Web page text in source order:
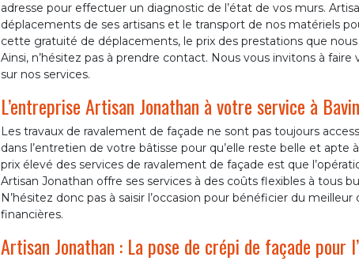
adresse pour effectuer un diagnostic de l’état de vos murs.
déplacements de ses artisans et le transport de nos matériels
cette gratuité de déplacements, le prix des prestations que
Ainsi, n’hésitez pas à prendre contact. Nous vous invitons à
sur nos services.
L’entreprise Artisan Jonathan à votre service à
Les travaux de ravalement de façade ne sont pas toujours
dans l’entretien de votre bâtisse pour qu’elle reste belle et
prix élevé des services de ravalement de façade est que
Artisan Jonathan offre ses services à des coûts flexibles à tous
N’hésitez donc pas à saisir l’occasion pour bénéficier du
financières.
Artisan Jonathan : La pose de crépi de façade pour